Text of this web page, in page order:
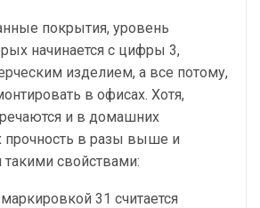
покрытия, уровень
начинается с цифры 3,
изделием, а все потому,
в офисах. Хотя,
и в домашних
прочность в разы выше и
такими свойствами:
31 считается